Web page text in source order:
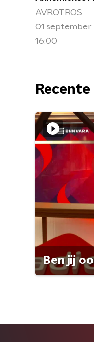
AVROTROS
01 september
16:00
Ben jij